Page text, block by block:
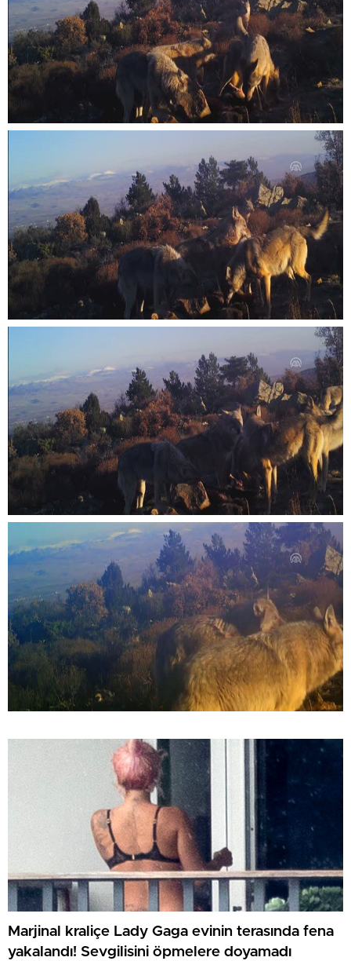
Marjinal kraliçe Lady Gaga evinin terasında fena
yakalandı! Sevgilisini öpmelere doyamadı